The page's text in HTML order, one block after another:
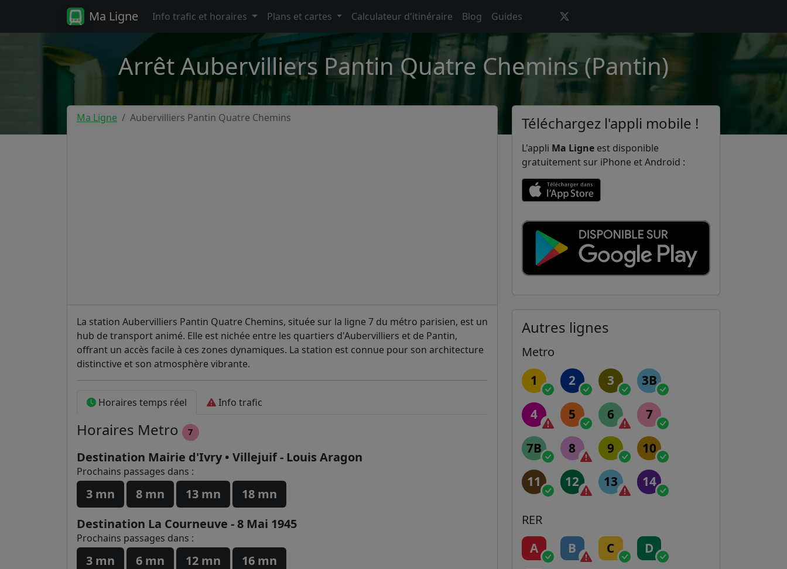
Ma Ligne Info trafic et horaires Plans et cartes Calculateur d'itinéraire Blog Guides
Arrêt Aubervilliers Pantin Quatre Chemins (Pantin)
Ma Ligne Aubervilliers Pantin Quatre Chemins
La station Aubervilliers Pantin Quatre Chemins, située sur la ligne 7 du métro parisien, est un
hub de transport animé. Elle est nichée entre les quartiers d'Aubervilliers et de Pantin,
offrant un accès facile à ces zones dynamiques. La station est connue pour son architecture
distinctive et son atmosphère vibrante.
Horaires temps réel Info trafic
Horaires Metro 7
Destination Mairie d'Ivry • Villejuif - Louis Aragon
Prochains passages dans :
3 mn 8 mn 13 mn
18 mn
Destination La Courneuve - 8 Mai 1945
Prochains passages dans :
3 mn 6 mn 12 mn 16 mn
Téléchargez l'appli mobile !
L'appli Ma Ligne est disponible
gratuitement sur iPhone et Android :
Autres lignes
Metro
1 2 3 3B
4 5 6 7
7B 8 9 10
11 12 13 14
RER
A B C D